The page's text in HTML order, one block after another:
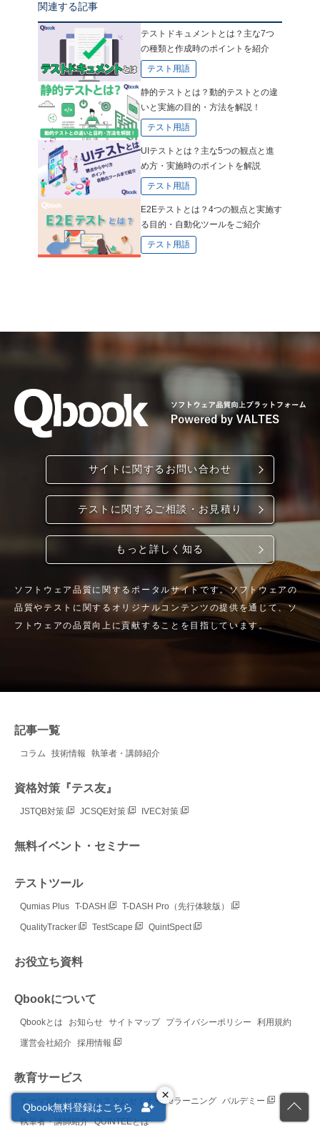
関連する記事
テストドキュメントとは？主な7つ
の種類と作成時のポイントを紹介
テスト用語
静的テストとは？動的テストとの違
いと実施の目的・方法を解説！
テスト用語
UIテストとは？主な5つの観点と進
め方・実施時のポイントを解説
テスト用語
E2Eテストとは？4つの観点と実施す
る目的・自動化ツールをご紹介
テスト用語
サイトに関するお問い合わせ
テストに関するご相談・お見積り
もっと詳しく知る
ソフトウェア品質に関するポータルサイトです。ソフトウェアの
品質やテストに関するオリジナルコンテンツの提供を通じて、ソ
フトウェアの品質向上に貢献することを目指しています。
記事一覧
コラム 技術情報 執筆者・講師紹介
資格対策『テス友』
JSTQB対策 JCSQE対策 IVEC対策
無料イベント・セミナー
テストツール
Qumias Plus T-DASH T-DASH Pro（先行体験版）
QualityTracker TestScape QuintSpect
お役立ち資料
Qbookについて
Qbookとは お知らせ サイトマップ プライバシーポリシー 利用規約
運営会社紹介 採用情報
教育サービス
テーマ別セミナー カスタムセミナー eラーニング バルデミー
執筆者・講師紹介 QUINTEEとは
×
Qbook無料登録はこちら